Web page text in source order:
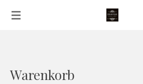
Zum
Warenkorb